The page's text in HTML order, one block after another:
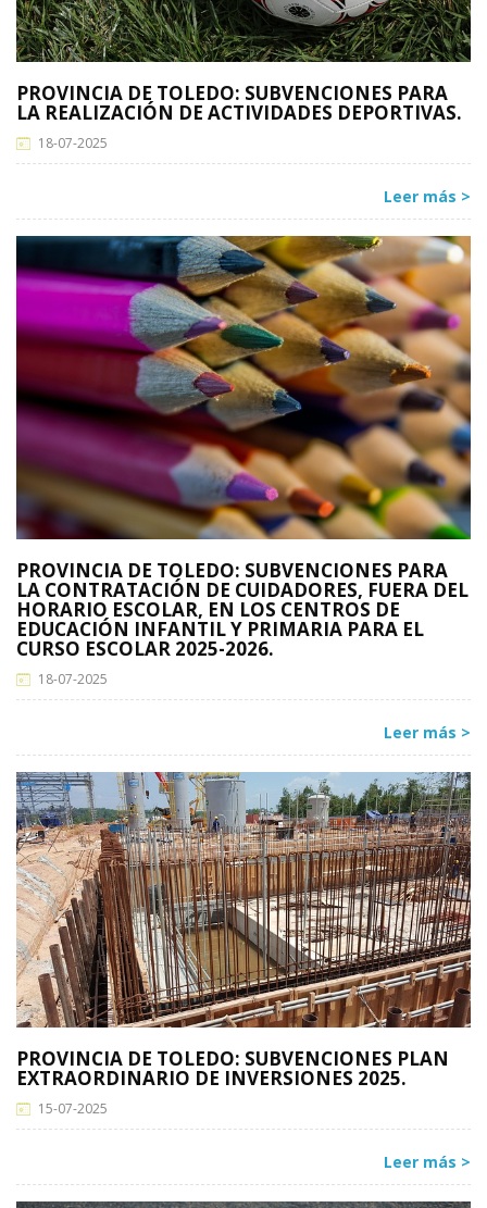
PROVINCIA DE TOLEDO: SUBVENCIONES PARA
LA REALIZACIÓN DE ACTIVIDADES DEPORTIVAS.
18-07-2025
Leer más >
PROVINCIA DE TOLEDO: SUBVENCIONES PARA
LA CONTRATACIÓN DE CUIDADORES, FUERA DEL
HORARIO ESCOLAR, EN LOS CENTROS DE
EDUCACIÓN INFANTIL Y PRIMARIA PARA EL
CURSO ESCOLAR 2025-2026.
18-07-2025
Leer más >
PROVINCIA DE TOLEDO: SUBVENCIONES PLAN
EXTRAORDINARIO DE INVERSIONES 2025.
15-07-2025
Leer más >